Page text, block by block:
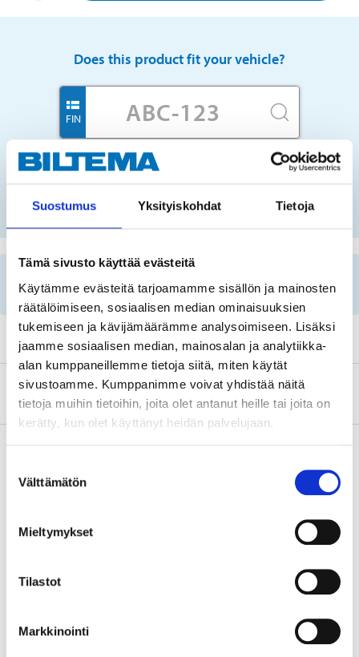
Suostumus Yksityiskohdat Tietoja
Tämä sivusto käyttää evästeitä
Käytämme evästeitä tarjoamamme sisällön ja mainosten
räätälöimiseen, sosiaalisen median ominaisuuksien
tukemiseen ja kävijämäärämme analysoimiseen. Lisäksi
jaamme sosiaalisen median, mainosalan ja analytiikka-
alan kumppaneillemme tietoja siitä, miten käytät
sivustoamme. Kumppanimme voivat yhdistää näitä
tietoja muihin tietoihin, joita olet antanut heille tai joita on
kerätty, kun olet käyttänyt heidän palvelujaan.
valinta
Välttämätön
Mieltymykset
Tilastot
Markkinointi
Does this product fit your vehicle?
FIN
No registration number?
SELECT CAR MANUALLY
parts by reg. number and service recommendations.
About the manufacturer
Other customers also bought